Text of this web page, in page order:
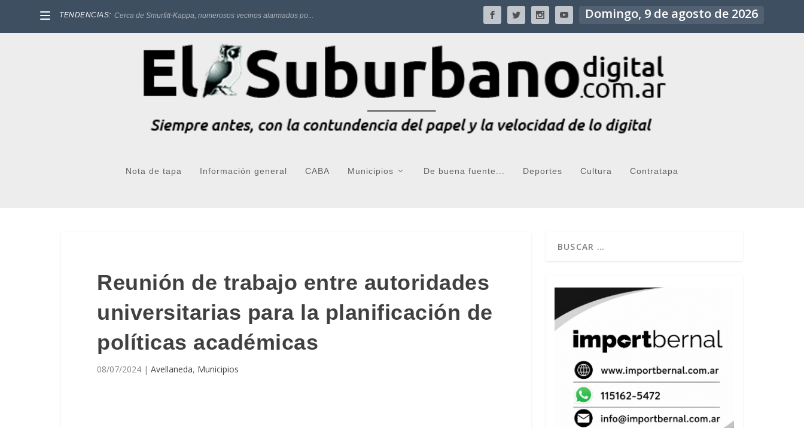
TENDENCIAS: Cerca de Smurfitt-Kappa, numerosos vecinos alarmados po... Domingo, 9 de agosto de 2026
Nota de tapa Información general CABA Municipios De buena fuente... Deportes Cultura Contratapa
Reunión de trabajo entre autoridades
universitarias para la planificación de
políticas académicas
08/07/2024 | Avellaneda, Municipios